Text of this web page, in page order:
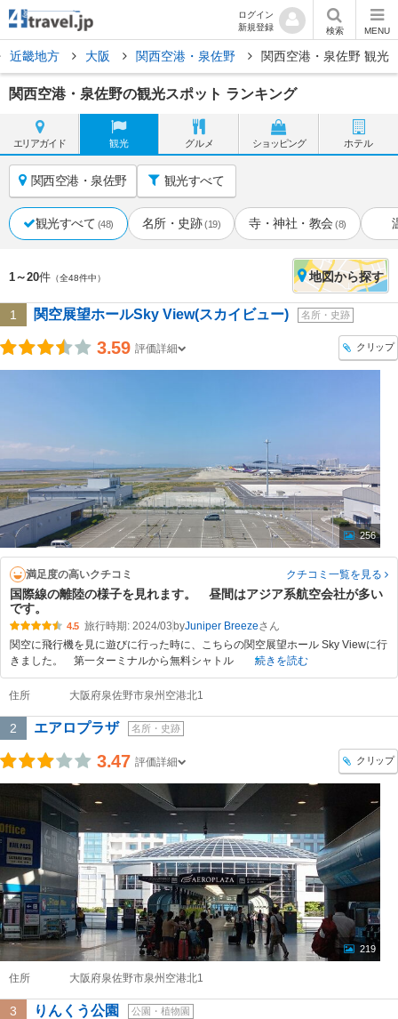
ログイン
新規登録
検索 MENU
近畿地方 大阪 関西空港・泉佐野 関西空港・泉佐野 観光
関西空港・泉佐野の観光スポット ランキング
エリアガイド 観光 グルメ ショッピング ホテル
関西空港・泉佐野 観光すべて
観光すべて (48) 名所・史跡 (19) 寺・神社・教会 (8)
1～20件 （全48件中） 地図から探す
1 関空展望ホールSky View(スカイビュー) 名所・史跡
3.59 評価詳細 クリップ
256
満足度の高いクチコミ クチコミ一覧を見る
国際線の離陸の様子を見れます。 昼間はアジア系航空会社が多い
です。
4.5 旅行時期: 2024/03 byJuniper Breeze
関空に飛行機を見に遊びに行った時に、こちらの関空展望ホール Sky Viewに行
きました。 第一ターミナルから無料シャトル
続きを読む
住所 大阪府泉佐野市泉州空港北1
2 エアロプラザ 名所・史跡
3.47 評価詳細 クリップ
219
住所 大阪府泉佐野市泉州空港北1
3 りんくう公園 公園・植物園